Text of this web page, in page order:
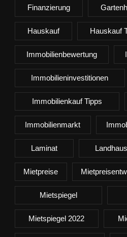
Finanzierung
Hauskauf Hauskauf
Immobilienbewertung
Immobilieninvestitionen
Immobilienkauf Tipps
Immobilienmarkt
Laminat
Mietpreise
Mietspiegel
Mietspiegel 2022